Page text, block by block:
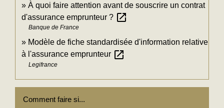
À quoi faire attention avant de souscrire un contrat
d'assurance emprunteur ? open_in_new
Banque de France
Modèle de fiche standardisée d'information relative
à l'assurance emprunteur open_in_new
Legifrance
Comment faire si...